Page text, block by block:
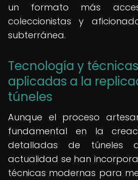
un formato más
coleccionistas y
subterránea.
Tecnología y
aplicadas a la
túneles
Aunque el proceso
fundamental en la
detalladas de túneles
actualidad se han
técnicas modernas para